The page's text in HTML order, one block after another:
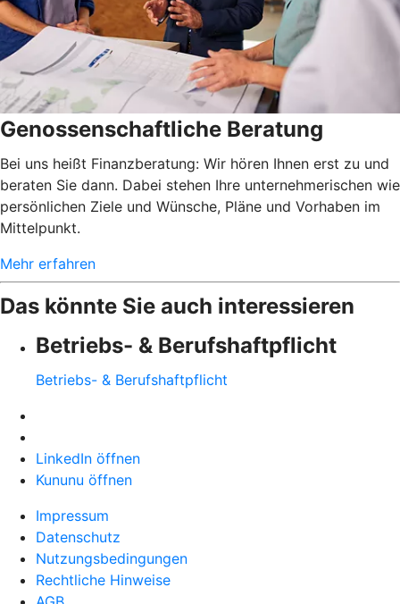
Genossenschaftliche Beratung
Bei uns heißt Finanzberatung: Wir hören Ihnen erst zu und
beraten Sie dann. Dabei stehen Ihre unternehmerischen wie
persönlichen Ziele und Wünsche, Pläne und Vorhaben im
Mittelpunkt.
Mehr erfahren
Das könnte Sie auch interessieren
Betriebs- & Berufshaftpflicht
Betriebs- & Berufshaftpflicht
LinkedIn öffnen
Kununu öffnen
Impressum
Datenschutz
Nutzungsbedingungen
Rechtliche Hinweise